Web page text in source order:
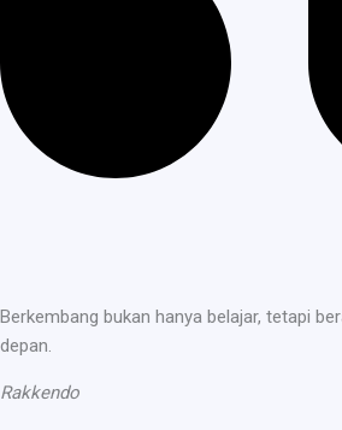
Berkembang bukan hanya belajar, tetapi
depan.
Rakkendo